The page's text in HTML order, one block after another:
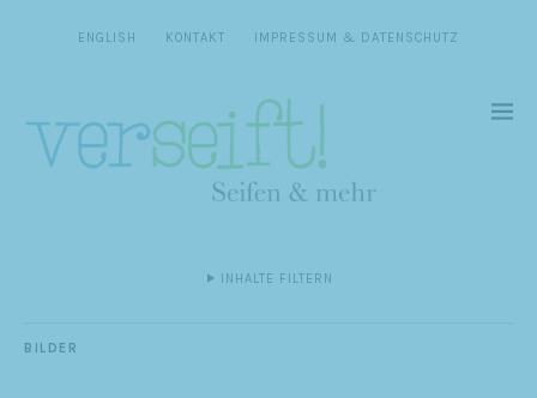
ENGLISH KONTAKT IMPRESSUM & DATENSCHUTZ
INHALTE FILTERN
BILDER